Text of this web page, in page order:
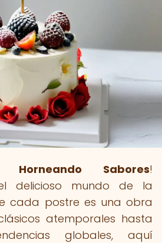
Horneando Sabores!
delicioso mundo de la
cada postre es una obra
atemporales hasta
globales, aquí